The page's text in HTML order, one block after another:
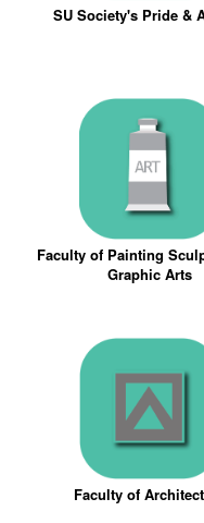
SU Society's Pride &
Faculty of Painting
Graphic Arts
Faculty of